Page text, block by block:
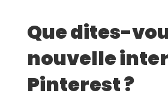
Que dites-
nouvelle
Pinterest ?